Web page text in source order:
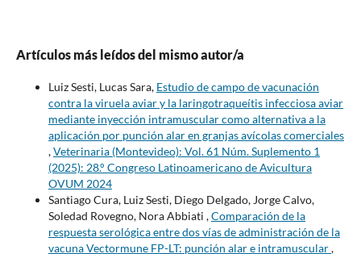
Artículos más leídos del mismo autor/a
Luiz Sesti, Lucas Sara, Estudio de campo de vacunación
contra la viruela aviar y la laringotraqueítis infecciosa aviar
mediante inyección intramuscular como alternativa a la
aplicación por punción alar en granjas avícolas comerciales
,Veterinaria (Montevideo): Vol. 61 Núm. Suplemento 1
(2025): 28.° Congreso Latinoamericano de Avicultura
OVUM 2024
Santiago Cura, Luiz Sesti, Diego Delgado, Jorge Calvo,
Soledad Rovegno, Nora Abbiati ,Comparación de la
respuesta serológica entre dos vías de administración de la
vacuna Vectormune FP-LT: punción alar e intramuscular,